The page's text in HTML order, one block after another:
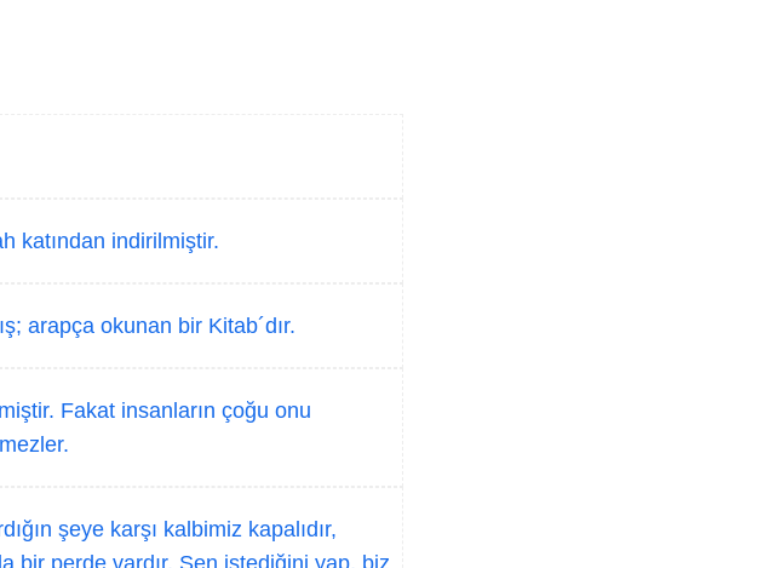
katından indirilmiştir.
arapça okunan bir Kitab´dır.
Fakat insanların çoğu onu
şeye karşı kalbimiz kapalıdır,
bir perde vardır. Sen istediğini yap, biz